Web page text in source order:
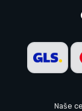
Naše